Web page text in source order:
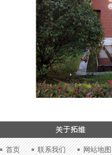
首页 联系我们 网站地图